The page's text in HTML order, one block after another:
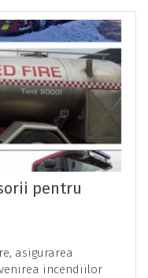
pentru
asigurarea
incendiilor